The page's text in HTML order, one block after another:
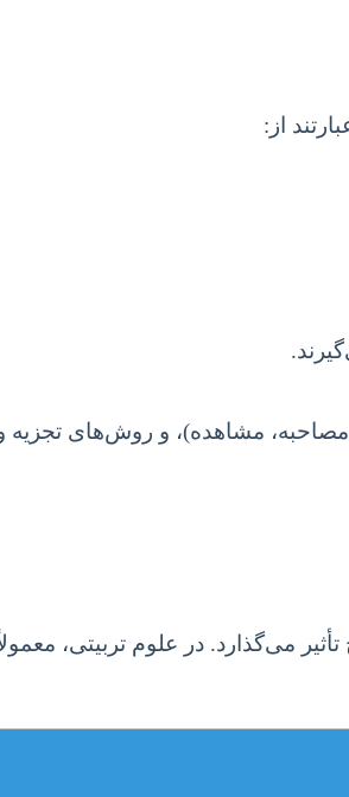
از:
مشاهده)، و روش‌های تجزیه و
می‌گذارد. در علوم تربیتی،